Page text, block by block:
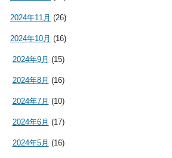
2024年11月 (26)
2024年10月 (16)
2024年9月 (15)
2024年8月 (16)
2024年7月 (10)
2024年6月 (17)
2024年5月 (16)